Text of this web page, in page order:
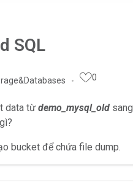
SQL
0
data từ demo_mysql_old sang
bucket để chứa file dump.